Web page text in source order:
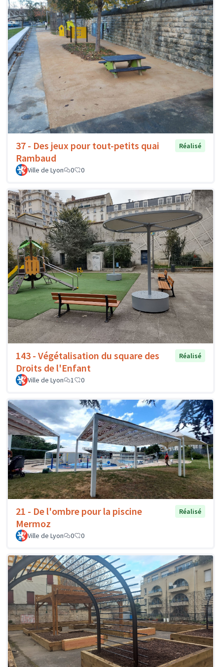
37 - Des jeux pour tout-petits quai
Rambaud
Réalisé
Ville de Lyon 0 0
143 - Végétalisation du square des
Droits de l'Enfant
Réalisé
Ville de Lyon 1 0
21 - De l'ombre pour la piscine
Mermoz
Réalisé
Ville de Lyon 0 0